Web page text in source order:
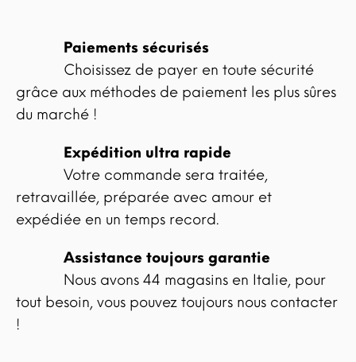
Paiements sécurisés
Choisissez de payer en toute sécurité
grâce aux méthodes de paiement les plus sûres
du marché !
Expédition ultra rapide
Votre commande sera traitée,
retravaillée, préparée avec amour et
expédiée en un temps record.
Assistance toujours garantie
Nous avons 44 magasins en Italie, pour
tout besoin, vous pouvez toujours nous contacter
!